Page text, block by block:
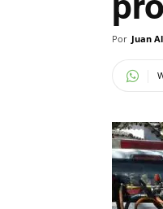
Por Juan